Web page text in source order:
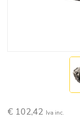
€ 102,42 Iva inc.